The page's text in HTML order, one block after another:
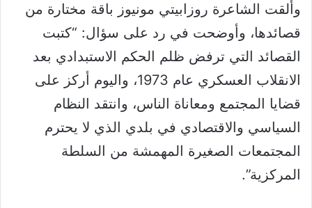
وألقت الشاعرة روزابيتي مونيوز باقة مختارة من
قصائدها، وأوضحت في رد على سؤال: “كتبت
القصائد التي ترفض ظلم الحكم الاستبدادي بعد
الانقلاب العسكري عام 1973، واليوم أركز على
قضايا المجتمع ومعاناة الناس، وانتقد النظام
السياسي والاقتصادي في بلدي الذي لا يحترم
المجتمعات الصغيرة المهمشة من السلطة
المركزية”.